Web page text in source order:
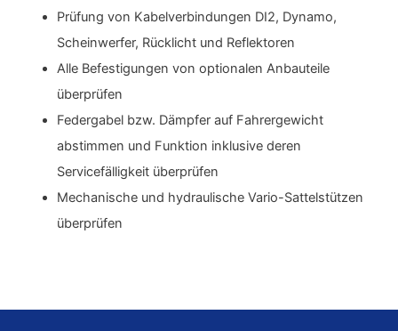
Prüfung von Kabelverbindungen DI2, Dynamo,
Scheinwerfer, Rücklicht und Reflektoren
Alle Befestigungen von optionalen Anbauteile
überprüfen
Federgabel bzw. Dämpfer auf Fahrergewicht
abstimmen und Funktion inklusive deren
Servicefälligkeit überprüfen
Mechanische und hydraulische Vario-Sattelstützen
überprüfen